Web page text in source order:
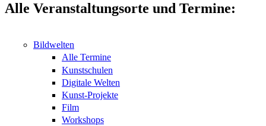
Alle Veranstaltungsorte und Termine:
Bildwelten
Alle Termine
Kunstschulen
Digitale Welten
Kunst-Projekte
Film
Workshops